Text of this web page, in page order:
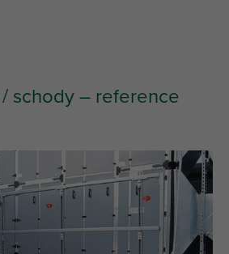
schody – reference